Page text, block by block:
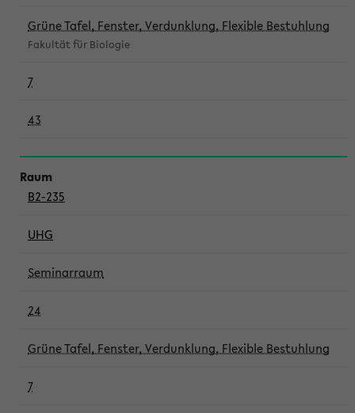
Grüne Tafel, Fenster, Verdunklung, Flexible Bestuhlung
Fakultät für Biologie
7
43
B2-235
UHG
Seminarraum
24
Grüne Tafel, Fenster, Verdunklung, Flexible Bestuhlung
7